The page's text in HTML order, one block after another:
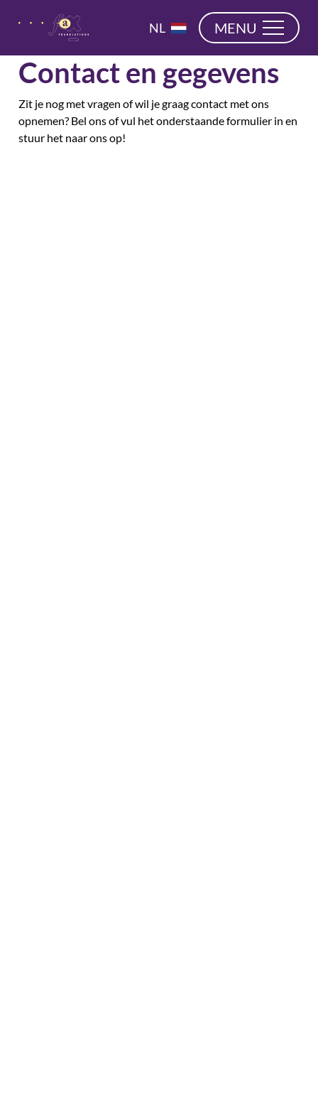
NL
DE
MENU
Contact en gegevens
Zit je nog met vragen of wil je graag contact met ons
opnemen? Bel ons of vul het onderstaande formulier in en
stuur het naar ons op!